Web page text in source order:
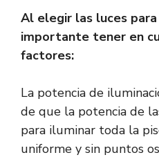
Al elegir las luces
importante tener en
factores:
La potencia de
de que la potencia de
para iluminar toda la
uniforme y sin puntos